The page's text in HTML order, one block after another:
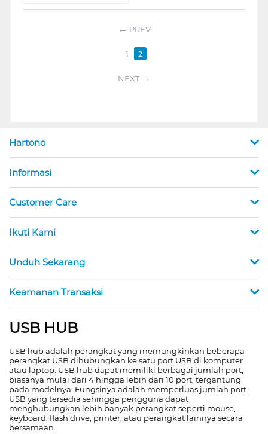
PREV
1 2
NEXT
Hartono
Informasi
Customer Care
Ikuti Kami
Unduh Sekarang
Keamanan Transaksi
USB HUB
USB hub adalah perangkat yang memungkinkan beberapa
perangkat USB dihubungkan ke satu port USB di komputer
atau laptop. USB hub dapat memiliki berbagai jumlah port,
biasanya mulai dari 4 hingga lebih dari 10 port, tergantung
pada modelnya. Fungsinya adalah memperluas jumlah port
USB yang tersedia sehingga pengguna dapat
menghubungkan lebih banyak perangkat seperti mouse,
keyboard, flash drive, printer, atau perangkat lainnya secara
bersamaan.